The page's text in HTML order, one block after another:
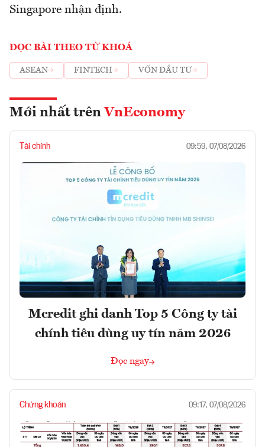
Singapore nhận định.
ĐỌC BÀI THEO TỪ KHOÁ
ASEAN FINTECH VỐN ĐẦU TƯ
Mới nhất trên VnEconomy
Tài chính 09:59, 07/08/2026
Mcredit ghi danh Top 5 Công ty tài
chính tiêu dùng uy tín năm 2026
Đọc ngay
Chứng khoán 09:17, 07/08/2026